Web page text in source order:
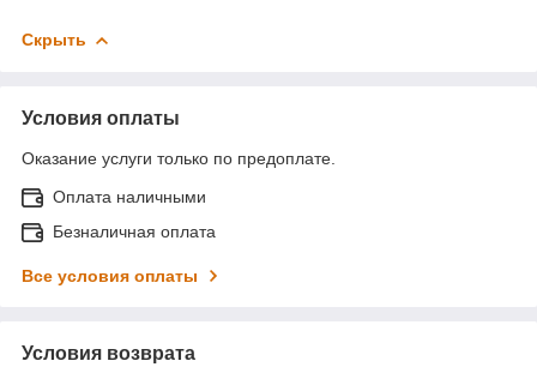
Скрыть
Условия оплаты
Оказание услуги только по предоплате.
Оплата наличными
Безналичная оплата
Все условия оплаты
Условия возврата